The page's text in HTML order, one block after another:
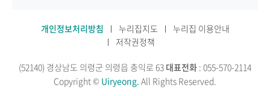
개인정보처리방침 누리집지도
누리집 이용안내
저작권정책
(52140) 경상남도 의령군 의령읍 충익로 63 대표전화 : 055-570-2114
Copyright © Uiryeong. All Rights Reserved.